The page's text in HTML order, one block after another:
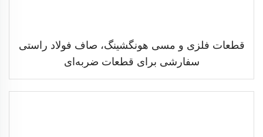
قطعات فلزی و مسی هونگشینگ، صاف فولاد راستی
سفارشی برای قطعات ضربه‌ای